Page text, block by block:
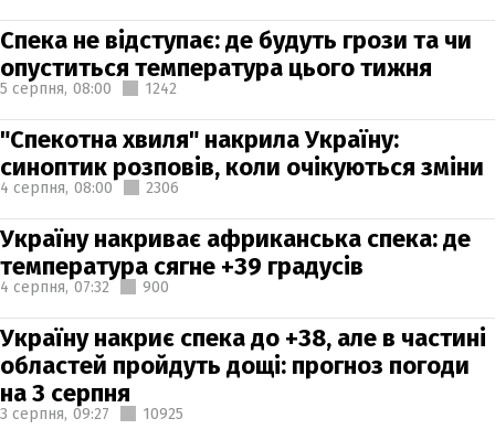
Спека не відступає: де будуть грози та чи
опуститься температура цього тижня
5 серпня, 08:00 1242
"Спекотна хвиля" накрила Україну:
синоптик розповів, коли очікуються зміни
4 серпня, 08:00 2306
Україну накриває африканська спека: де
температура сягне +39 градусів
4 серпня, 07:32 900
Україну накриє спека до +38, але в частині
областей пройдуть дощі: прогноз погоди
на 3 серпня
3 серпня, 09:27 10925